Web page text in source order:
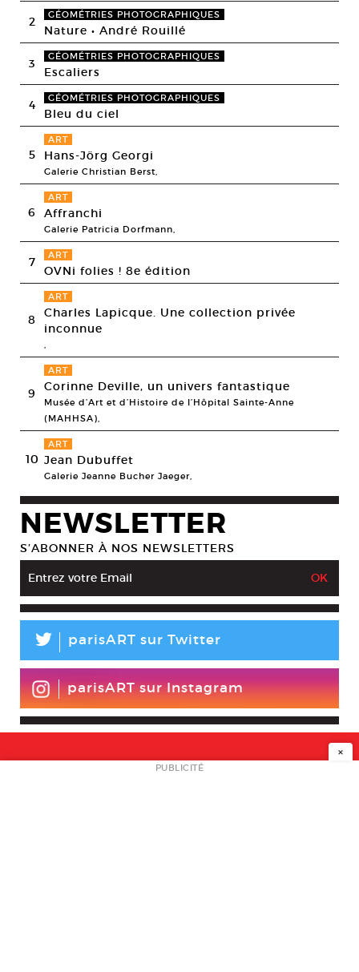
2 GÉOMÉTRIES PHOTOGRAPHIQUES
Nature • André Rouillé
3 GÉOMÉTRIES PHOTOGRAPHIQUES
Escaliers
4 GÉOMÉTRIES PHOTOGRAPHIQUES
Bleu du ciel
5
ART
Hans-Jörg Georgi
Galerie Christian Berst,
6
ART
Affranchi
Galerie Patricia Dorfmann,
7 ART
OVNi folies ! 8e édition
8
ART
Charles Lapicque. Une collection privée
inconnue
,
9
ART
Corinne Deville, un univers fantastique
Musée d’Art et d’Histoire de l’Hôpital Sainte-Anne
(MAHHSA),
10
ART
Jean Dubuffet
Galerie Jeanne Bucher Jaeger,
NEWSLETTER
S’ABONNER À NOS NEWSLETTERS
L parisART sur Twitter
parisART sur Instagram
NEWSLETTER
×
PUBLICITÉ